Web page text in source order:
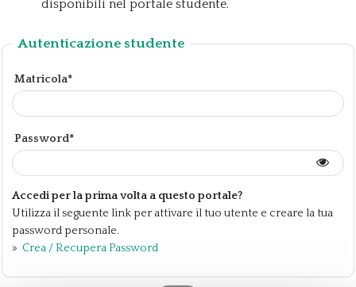
disponibili nel portale studente.
Autenticazione studente
Matricola*
Password*
Accedi per la prima volta a questo portale?
Utilizza il seguente link per attivare il tuo utente e creare la tua
password personale.
» Crea / Recupera Password